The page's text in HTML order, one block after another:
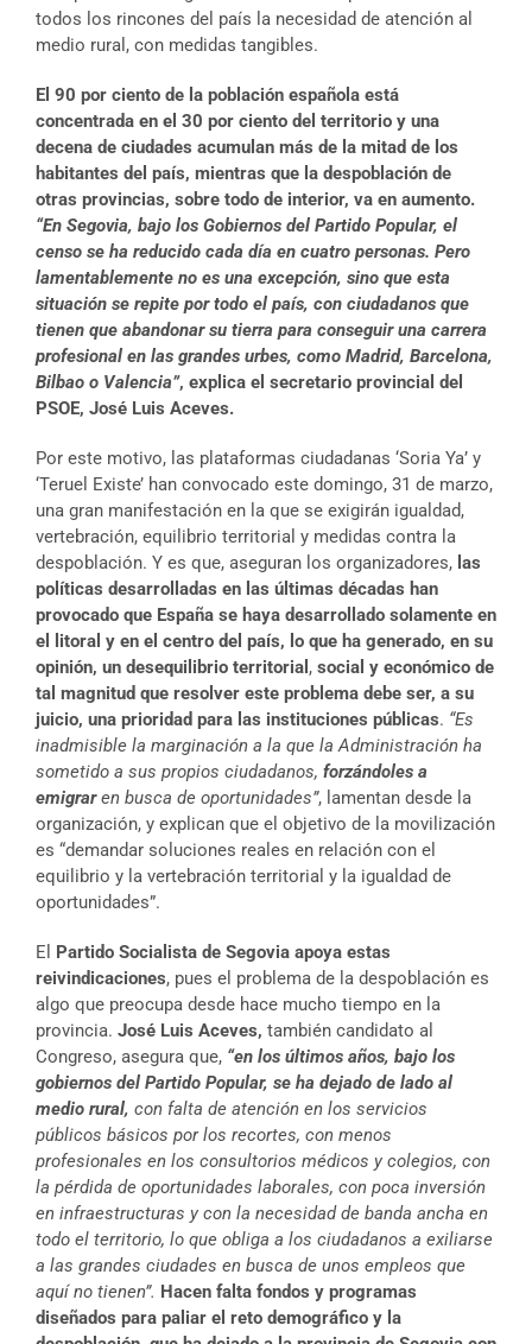
todos los rincones del país la necesidad de atención al
medio rural, con medidas tangibles.
El 90 por ciento de la población española está
concentrada en el 30 por ciento del territorio y una
decena de ciudades acumulan más de la mitad de los
habitantes del país, mientras que la despoblación de
otras provincias, sobre todo de interior, va en aumento.
“En Segovia, bajo los Gobiernos del Partido Popular, el
censo se ha reducido cada día en cuatro personas. Pero
lamentablemente no es una excepción, sino que esta
situación se repite por todo el país, con ciudadanos que
tienen que abandonar su tierra para conseguir una carrera
profesional en las grandes urbes, como Madrid, Barcelona,
Bilbao o Valencia”, explica el secretario provincial del
PSOE, José Luis Aceves.
Por este motivo, las plataformas ciudadanas ‘Soria Ya’ y
‘Teruel Existe’ han convocado este domingo, 31 de marzo,
una gran manifestación en la que se exigirán igualdad,
vertebración, equilibrio territorial y medidas contra la
despoblación. Y es que, aseguran los organizadores, las
políticas desarrolladas en las últimas décadas han
provocado que España se haya desa­rrollado solamente en
el litoral y en el centro del país, lo que ha generado, en su
opinión, un desequilibrio territorial , social y económico de
tal magnitud que resolver este problema debe ser, a su
juicio, una prioridad para las instituciones públicas. “Es
inadmisible la marginación a la que la Administración ha
sometido a sus propios ciudadanos, forzándoles a
emigraren busca de oportunidades”, lamentan desde la
organización, y explican que el objetivo de la movilización
es “demandar soluciones reales en relación con el
equilibrio y la vertebración territorial y la igualdad de
oportunidades”.
El
Partido Socialista de Segovia apoya estas
reivindicaciones, pues el problema de la despoblación es
algo que preocupa desde hace mucho tiempo en la
provincia. José Luis Aceves, también candidato al
Congreso, asegura que, “en los últimos años, bajo los
gobiernos del Partido Popular, se ha dejado de lado al
medio rural, con falta de atención en los servicios
públicos básicos por los recortes, con menos
profesionales en los consultorios médicos y colegios, con
la pérdida de oportunidades laborales, con poca inversión
en infraestructuras y con la necesidad de banda ancha en
todo el territorio, lo que obliga a los ciudadanos a exiliarse
a las grandes ciudades en busca de unos empleos que
aquí no tienen”. Hacen falta fondos y programas
diseñados para paliar el reto demográfico y la